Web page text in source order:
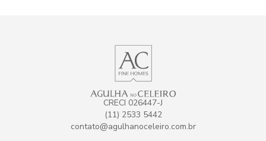
CRECI 026447-J
(11) 2533 5442
contato@agulhanoceleiro.com.br